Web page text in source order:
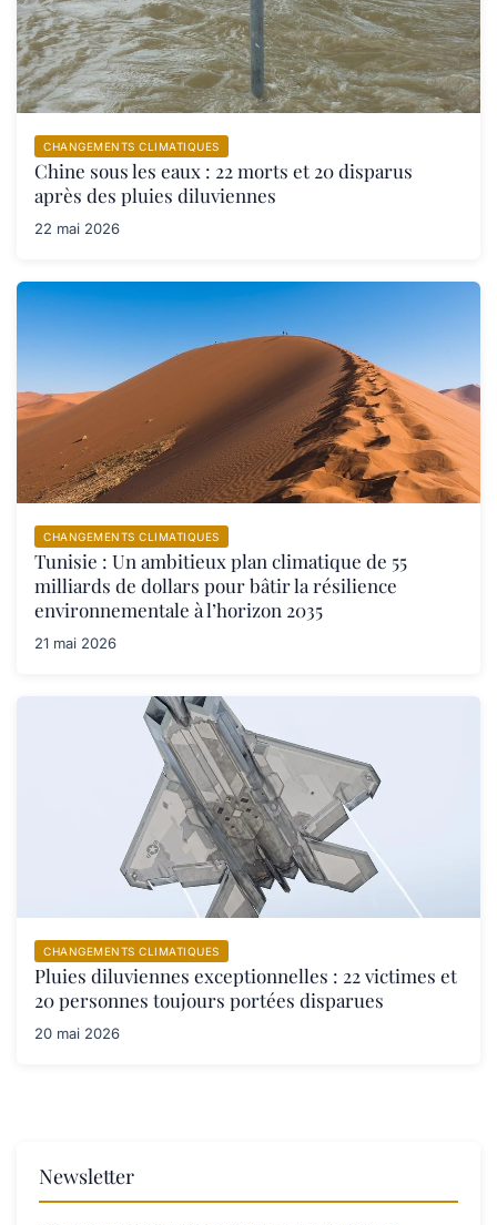
CHANGEMENTS CLIMATIQUES
Chine sous les eaux : 22 morts et 20 disparus
après des pluies diluviennes
22 mai 2026
CHANGEMENTS CLIMATIQUES
Tunisie : Un ambitieux plan climatique de 55
milliards de dollars pour bâtir la résilience
environnementale à l’horizon 2035
21 mai 2026
CHANGEMENTS CLIMATIQUES
Pluies diluviennes exceptionnelles : 22 victimes et
20 personnes toujours portées disparues
20 mai 2026
Newsletter